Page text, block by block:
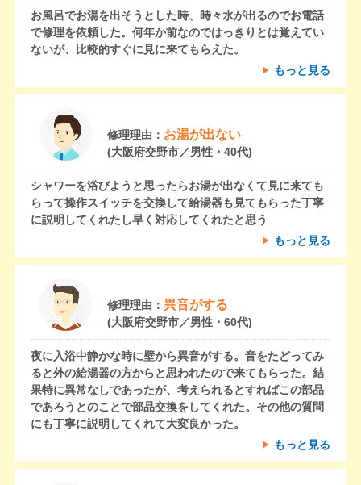
お風呂でお湯を出そうとした時、時々水が出るのでお電話
で修理を依頼した。何年か前なのではっきりとは覚えてい
ないが、比較的すぐに見に来てもらえた。
もっと見る
修理理由： お湯が出ない
(大阪府交野市／男性・40代)
シャワーを浴びようと思ったらお湯が出なくて見に来ても
らって操作スイッチを交換して給湯器も見てもらった丁寧
に説明してくれたし早く対応してくれたと思う
もっと見る
修理理由： 異音がする
(大阪府交野市／男性・60代)
夜に入浴中静かな時に壁から異音がする。音をたどってみ
ると外の給湯器の方からと思われたので来てもらった。結
果特に異常なしであったが、考えられるとすればこの部品
であろうとのことで部品交換をしてくれた。その他の質問
にも丁寧に説明してくれて大変良かった。
もっと見る